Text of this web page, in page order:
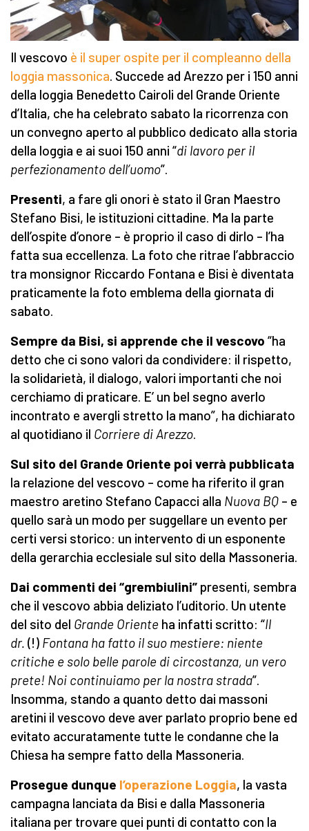
Il vescovo è il super ospite per il compleanno della
loggia massonica. Succede ad Arezzo per i 150 anni
della loggia Benedetto Cairoli del Grande Oriente
d’Italia, che ha celebrato sabato la ricorrenza con
un convegno aperto al pubblico dedicato alla storia
della loggia e ai suoi 150 anni “di lavoro per il
perfezionamento dell’uomo”.
Presenti, a fare gli onori è stato il Gran Maestro
Stefano Bisi, le istituzioni cittadine. Ma la parte
dell’ospite d’onore – è proprio il caso di dirlo – l’ha
fatta sua eccellenza. La foto che ritrae l’abbraccio
tra monsignor Riccardo Fontana e Bisi è diventata
praticamente la foto emblema della giornata di
sabato.
Sempre da Bisi, si apprende che il vescovo “ha
detto che ci sono valori da condividere: il rispetto,
la solidarietà, il dialogo, valori importanti che noi
cerchiamo di praticare. E’ un bel segno averlo
incontrato e avergli stretto la mano”, ha dichiarato
al quotidiano il Corriere di Arezzo.
Sul sito del Grande Oriente poi verrà pubblicata
la relazione del vescovo – come ha riferito il gran
maestro aretino Stefano Capacci alla Nuova BQ – e
quello sarà un modo per suggellare un evento per
certi versi storico: un intervento di un esponente
della gerarchia ecclesiale sul sito della Massoneria.
Dai commenti dei “grembiulini” presenti, sembra
che il vescovo abbia deliziato l’uditorio. Un utente
del sito del Grande Oriente ha infatti scritto: “Il
dr. (!) Fontana ha fatto il suo mestiere: niente
critiche e solo belle parole di circostanza, un vero
prete! Noi continuiamo per la nostra strada”.
Insomma, stando a quanto detto dai massoni
aretini il vescovo deve aver parlato proprio bene ed
evitato accuratamente tutte le condanne che la
Chiesa ha sempre fatto della Massoneria.
Prosegue dunque l’operazione Loggia, la vasta
campagna lanciata da Bisi e dalla Massoneria
italiana per trovare quei punti di contatto con la